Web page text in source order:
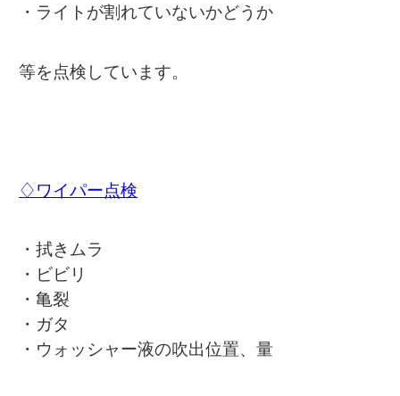
・ライトが割れていないかどうか
等を点検しています。
♢ワイパー点検
・拭きムラ
・ビビリ
・亀裂
・ガタ
・ウォッシャー液の吹出位置、量